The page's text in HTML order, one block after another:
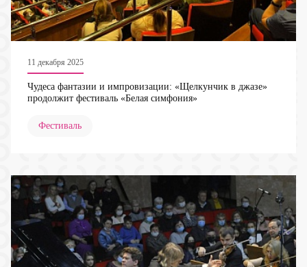
11 декабря 2025
Чудеса фантазии и импровизации: «Щелкунчик в джазе»
продолжит фестиваль «Белая симфония»
Фестиваль